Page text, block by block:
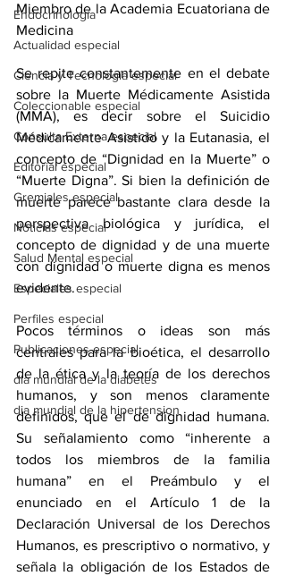
Endocrinología
Actualidad especial
Ciencia y Tecnología especial
Coleccionable especial
Consulta Externa especial
Editorial especial
Gremiales especial
Noticias especial
Salud Mental especial
Especiales especial
Perfiles especial
Publicaciones especial
dia mundial de la diabetes
dia mundial de la hipertension
Miembro de la Academia Ecuatoriana de
Medicina
Se repite constantemente en el debate
sobre la Muerte Médicamente Asistida
(MMA), es decir sobre el Suicidio
Médicamente Asistido y la Eutanasia, el
concepto de “Dignidad en la Muerte” o
“Muerte Digna”. Si bien la definición de
muerte parece bastante clara desde la
perspectiva biológica y jurídica, el
concepto de dignidad y de una muerte
con dignidad o muerte digna es menos
evidente.
Pocos términos o ideas son más
centrales para la bioética, el desarrollo
de la ética y la teoría de los derechos
humanos, y son menos claramente
definidos, que el de dignidad humana.
Su señalamiento como “inherente a
todos los miembros de la familia
humana” en el Preámbulo y el
enunciado en el Artículo 1 de la
Declaración Universal de los Derechos
Humanos, es prescriptivo o normativo, y
señala la obligación de los Estados de